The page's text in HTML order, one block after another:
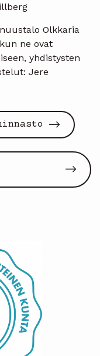
Olkkaria
ne ovat
yhdistysten
Jere